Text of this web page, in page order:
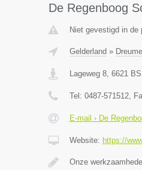
De Regenboog
Niet gevestigd in de
Gelderland » Dreumel
Lageweg 8, 6621 BS
Tel: 0487-571512,
E-mail › De
Website: https://
Onze